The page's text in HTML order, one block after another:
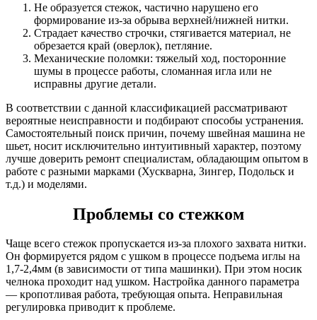
Не образуется стежок, частично нарушено его
формирование из-за обрыва верхней/нижней нитки.
Страдает качество строчки, стягивается материал, не
обрезается край (оверлок), петляние.
Механические поломки: тяжелый ход, посторонние
шумы в процессе работы, сломанная игла или не
исправны другие детали.
В соответствии с данной классификацией рассматривают
вероятные неисправности и подбирают способы устранения.
Самостоятельный поиск причин, почему швейная машина не
шьет, носит исключительно интуитивный характер, поэтому
лучше доверить ремонт специалистам, обладающим опытом в
работе с разными марками (Хускварна, Зингер, Подольск и
т.д.) и моделями.
Проблемы со стежком
Чаще всего стежок пропускается из-за плохого захвата нитки.
Он формируется рядом с ушком в процессе подъема иглы на
1,7-2,4мм (в зависимости от типа машинки). При этом носик
челнока проходит над ушком. Настройка данного параметра
— кропотливая работа, требующая опыта. Неправильная
регулировка приводит к проблеме.